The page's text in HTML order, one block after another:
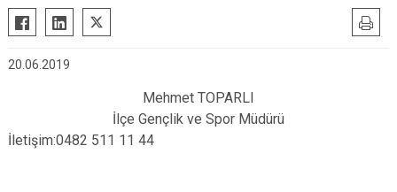
Derik
Mazıdağı
Artuklu
20.06.2019
Mehmet TOPARLI
İlçe Gençlik ve Spor Müdürü
İletişim:0482 511 11 44